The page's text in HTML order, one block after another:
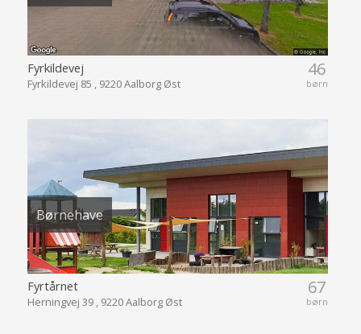
46
børn
Fyrkildevej
Fyrkildevej 85 , 9220 Aalborg Øst
Børnehave
67
børn
Fyrtårnet
Herningvej 39 , 9220 Aalborg Øst